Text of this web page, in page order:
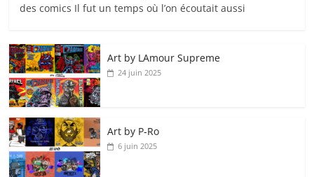
des comics Il fut un temps où l’on écoutait aussi
Art by LAmour Supreme
24 juin 2025
Art by P‑Ro
6 juin 2025